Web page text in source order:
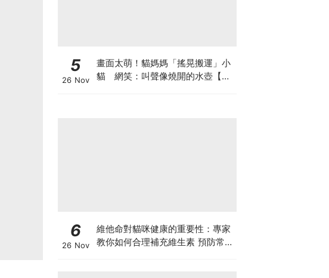
5
26 Nov
畫面太萌！貓媽媽「搖晃搬運」小
貓 網笑：叫聲像燒開的水壺【有
6
26 Nov
維他命對貓咪健康的重要性：專家
教你如何合理補充維生素 預防常見